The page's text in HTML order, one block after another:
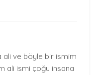
ali ve böyle bir ismim
ali ismi çoğu insana